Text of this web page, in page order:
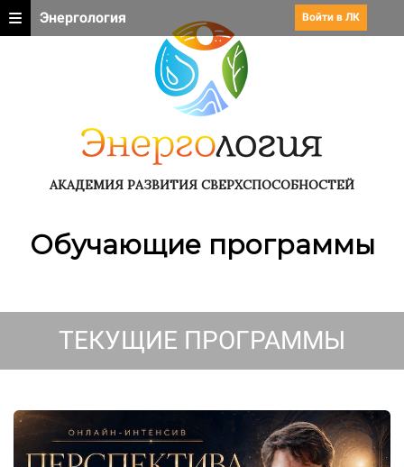
Энергология Войти в ЛК
АКАДЕМИЯ РАЗВИТИЯ СВЕРХСПОСОБНОСТЕЙ
Обучающие программы
ТЕКУЩИЕ ПРОГРАММЫ